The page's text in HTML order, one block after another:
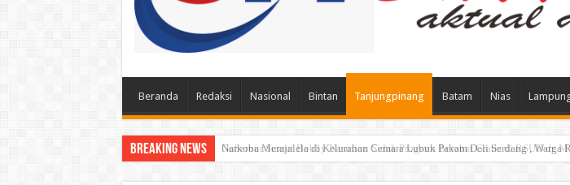
Beranda Redaksi Nasional Bintan Tanjungpinang Batam Nias
Breaking News Narkoba Merajalela di Kelurahan Cemara Lubuk Pakam Deli Serdang , Warga